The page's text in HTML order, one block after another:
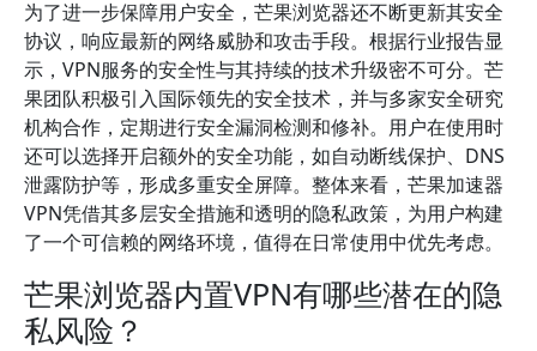
为了进一步保障用户安全，芒果浏览器还不断更新其安全
协议，响应最新的网络威胁和攻击手段。根据行业报告显
示，VPN服务的安全性与其持续的技术升级密不可分。芒
果团队积极引入国际领先的安全技术，并与多家安全研究
机构合作，定期进行安全漏洞检测和修补。用户在使用时
还可以选择开启额外的安全功能，如自动断线保护、DNS
泄露防护等，形成多重安全屏障。整体来看，芒果加速器
VPN凭借其多层安全措施和透明的隐私政策，为用户构建
了一个可信赖的网络环境，值得在日常使用中优先考虑。
芒果浏览器内置VPN有哪些潜在的隐
私风险？